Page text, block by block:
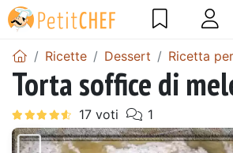
Ricette Dessert Ricetta
Torta soffice di